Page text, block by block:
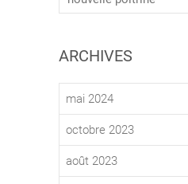
ARCHIVES
mai 2024
octobre 2023
août 2023